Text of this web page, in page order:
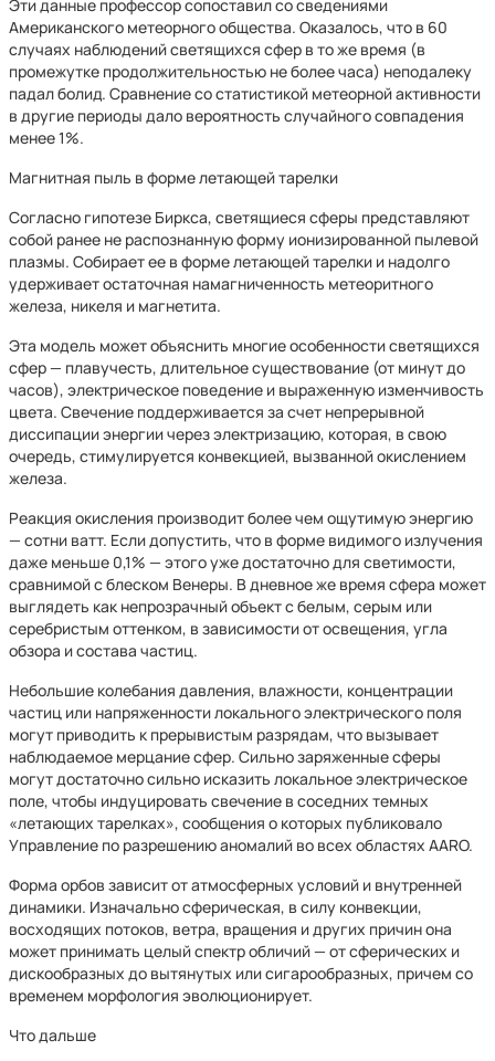
Эти данные профессор сопоставил со сведениями
Американского метеорного общества. Оказалось, что в 60
случаях наблюдений светящихся сфер в то же время (в
промежутке продолжительностью не более часа) неподалеку
падал болид. Сравнение со статистикой метеорной активности
в другие периоды дало вероятность случайного совпадения
менее 1%.
Магнитная пыль в форме летающей тарелки
Согласно гипотезе Биркса, светящиеся сферы представляют
собой ранее не распознанную форму ионизированной пылевой
плазмы. Собирает ее в форме летающей тарелки и надолго
удерживает остаточная намагниченность метеоритного
железа, никеля и магнетита.
Эта модель может объяснить многие особенности светящихся
сфер — плавучесть, длительное существование (от минут до
часов), электрическое поведение и выраженную изменчивость
цвета. Свечение поддерживается за счет непрерывной
диссипации энергии через электризацию, которая, в свою
очередь, стимулируется конвекцией, вызванной окислением
железа.
Реакция окисления производит более чем ощутимую энергию
— сотни ватт. Если допустить, что в форме видимого излучения
даже меньше 0,1% — этого уже достаточно для светимости,
сравнимой с блеском Венеры. В дневное же время сфера может
выглядеть как непрозрачный объект с белым, серым или
серебристым оттенком, в зависимости от освещения, угла
обзора и состава частиц.
Небольшие колебания давления, влажности, концентрации
частиц или напряженности локального электрического поля
могут приводить к прерывистым разрядам, что вызывает
наблюдаемое мерцание сфер. Сильно заряженные сферы
могут достаточно сильно исказить локальное электрическое
поле, чтобы индуцировать свечение в соседних темных
«летающих тарелках», сообщения о которых публиковало
Управление по разрешению аномалий во всех областях AARO.
Форма орбов зависит от атмосферных условий и внутренней
динамики. Изначально сферическая, в силу конвекции,
восходящих потоков, ветра, вращения и других причин она
может принимать целый спектр обличий — от сферических и
дискообразных до вытянутых или сигарообразных, причем со
временем морфология эволюционирует.
Что дальше